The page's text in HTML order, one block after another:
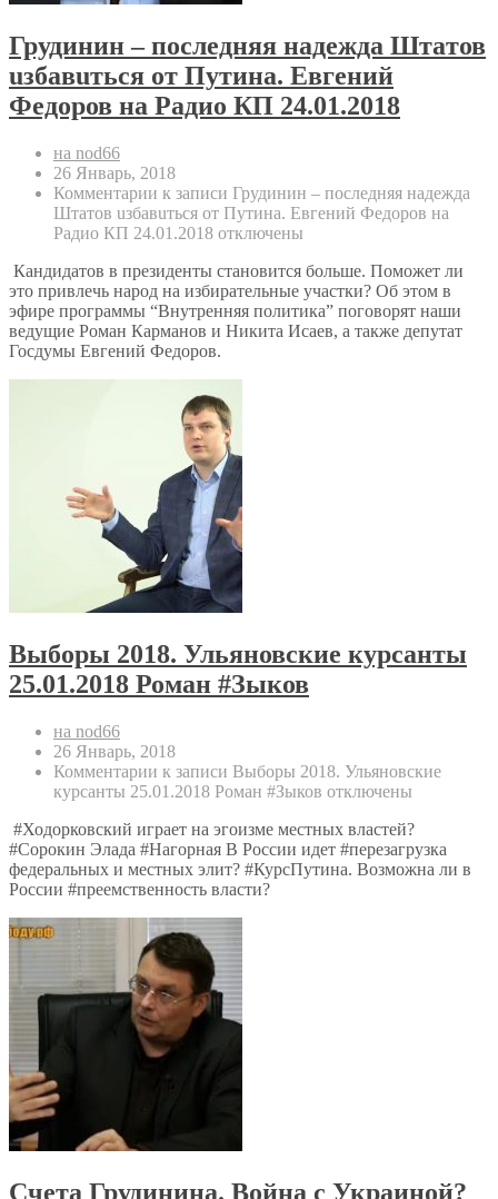
Грудинин – последняя надежда Штaтов
uзбaвuться от Путина. Евгений
Федоров на Радио КП 24.01.2018
на nod66
26 Январь, 2018
Комментарии к записи Грудинин – последняя надежда
Штaтов uзбaвuться от Путина. Евгений Федоров на
Радио КП 24.01.2018 отключены
Кандидатов в президенты становится больше. Поможет ли
это привлечь народ на избирательные участки? Об этом в
эфире программы “Внутренняя политика” поговорят наши
ведущие Роман Карманов и Никита Исаев, а также депутат
Госдумы Евгений Федоров.
Выборы 2018. Ульяновские курсанты
25.01.2018 Роман #Зыков
на nod66
26 Январь, 2018
Комментарии к записи Выборы 2018. Ульяновские
курсанты 25.01.2018 Роман #Зыков отключены
#Ходорковский играет на эгоизме местных властей?
#Сорокин Элада #Нагорная В России идет #перезагрузка
федеральных и местных элит? #КурсПутина. Возможна ли в
России #преемственность власти?
Счета Грудинина. Война с Украиной?